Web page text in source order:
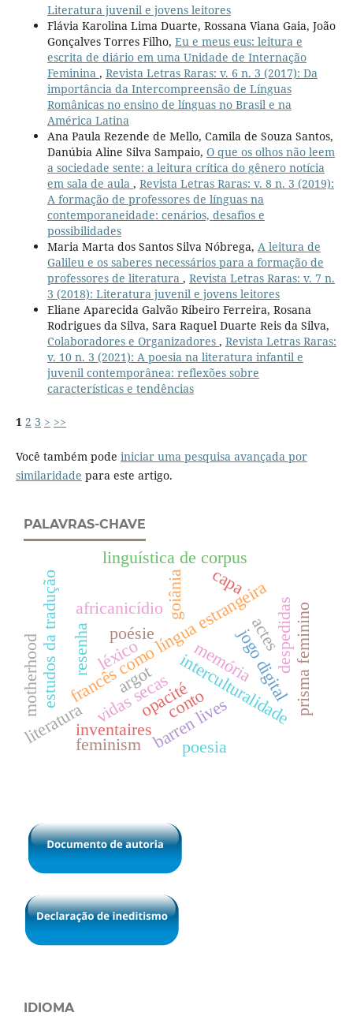
Literatura juvenil e jovens leitores
Flávia Karolina Lima Duarte, Rossana Viana Gaia, João
Gonçalves Torres Filho, Eu e meus eus: leitura e
escrita de diário em uma Unidade de Internação
Feminina , Revista Letras Raras: v. 6 n. 3 (2017): Da
importância da Intercompreensão de Línguas
Românicas no ensino de línguas no Brasil e na
América Latina
Ana Paula Rezende de Mello, Camila de Souza Santos,
Danúbia Aline Silva Sampaio, O que os olhos não leem
a sociedade sente: a leitura crítica do gênero notícia
em sala de aula , Revista Letras Raras: v. 8 n. 3 (2019):
A formação de professores de línguas na
contemporaneidade: cenários, desafios e
possibilidades
Maria Marta dos Santos Silva Nóbrega, A leitura de
Galileu e os saberes necessários para a formação de
professores de literatura , Revista Letras Raras: v. 7 n.
3 (2018): Literatura juvenil e jovens leitores
Eliane Aparecida Galvão Ribeiro Ferreira, Rosana
Rodrigues da Silva, Sara Raquel Duarte Reis da Silva,
Colaboradores e Organizadores , Revista Letras Raras:
v. 10 n. 3 (2021): A poesia na literatura infantil e
juvenil contemporânea: reflexões sobre
características e tendências
1 2 3 > >>
Você também pode iniciar uma pesquisa avançada por
similaridade para este artigo.
PALAVRAS-CHAVE
francês como língua estrangeira
interculturalidade
africanicídio goiânia
linguística de corpus
vidas secasbarren lives
estudos da tradução resenha jogo digital
despedidas
inventaires
poésie
opacité
argot
léxico
literatura poesia
capa
memória prisma feminino
conto
actes
motherhood
feminism
IDIOMA